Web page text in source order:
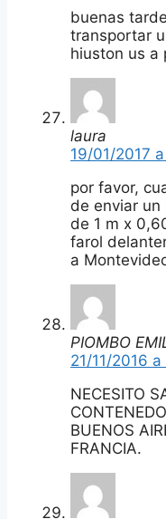
buenas
transportar
hiuston us a
laura
19/01/2017
por favor,
de enviar
de 1 m x
farol
a
PIOMBO
21/11/2016
NECESITO
BUENOS
FRANCIA.